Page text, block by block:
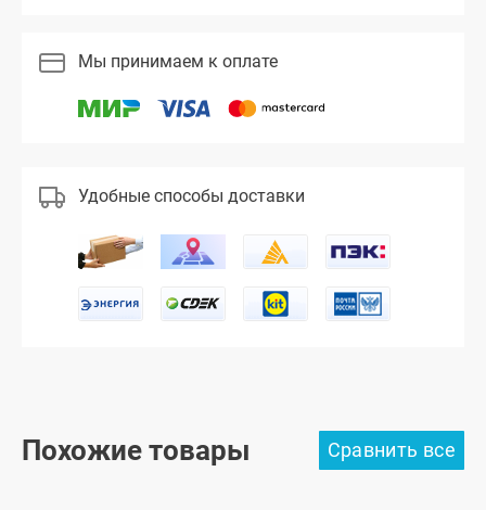
Мы принимаем к оплате
Удобные способы доставки
Похожие товары